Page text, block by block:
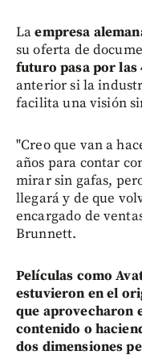
Laempresa
su oferta de
futuro pasa por las
anterior si la
facilita una visión
"Creo que van a
años para contar
mirar sin gafas,
llegará y de que
encargado de
Brunnett.
Películas como
estuvieron en el
que aprovecharon
contenido o
dos dimensiones